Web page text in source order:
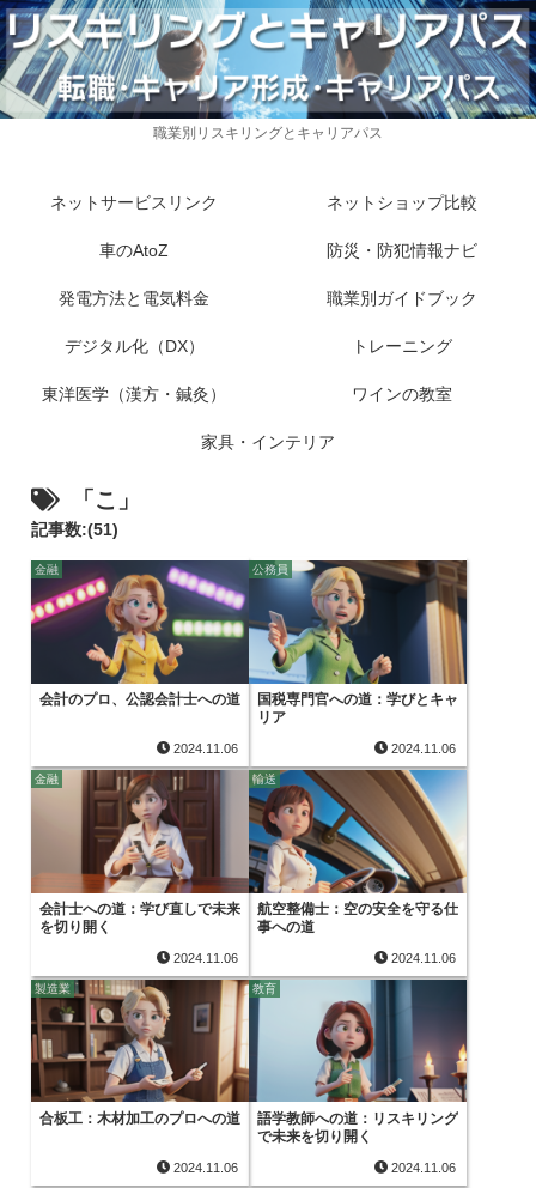
職業別リスキリングとキャリアパス
ネットサービスリンク ネットショップ比較
車のAtoZ 防災・防犯情報ナビ
発電方法と電気料金 職業別ガイドブック
デジタル化（DX） トレーニング
東洋医学（漢方・鍼灸） ワインの教室
家具・インテリア
「こ」
記事数:(51)
金融
会計のプロ、公認会計士への道
2024.11.06
公務員
国税専門官への道：学びとキャ
リア
2024.11.06
金融
会計士への道：学び直しで未来
を切り開く
2024.11.06
輸送
航空整備士：空の安全を守る仕
事への道
2024.11.06
製造業
合板工：木材加工のプロへの道
2024.11.06
教育
語学教師への道：リスキリング
で未来を切り開く
2024.11.06